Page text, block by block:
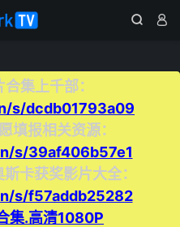
 
集上千部：
s/dcdb01793a09
填报相关资源：
s/39af406b57e1
卡获奖影片大全：
s/f57addb25282
集.高清1080P